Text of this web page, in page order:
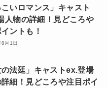
こいロマンス」キャスト
人物の詳細！見どころや
ントも！
月1日
の法廷」キャストex.登場
詳細！見どころや注目ポイ